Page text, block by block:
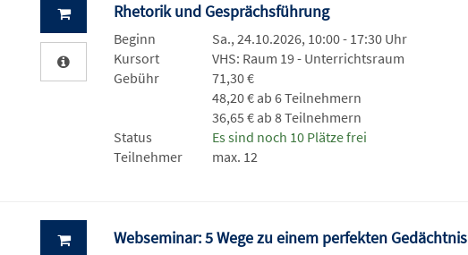
Rhetorik und Gesprächsführung
Beginn
Sa., 24.10.2026, 10:00 - 17:30 Uhr
Kursort
VHS: Raum 19 - Unterrichtsraum
Gebühr
71,30 €
48,20 € ab 6 Teilnehmern
36,65 € ab 8 Teilnehmern
Status
Es sind noch 10 Plätze frei
Teilnehmer
max. 12
Webseminar: 5 Wege zu einem perfekten Gedächtnis